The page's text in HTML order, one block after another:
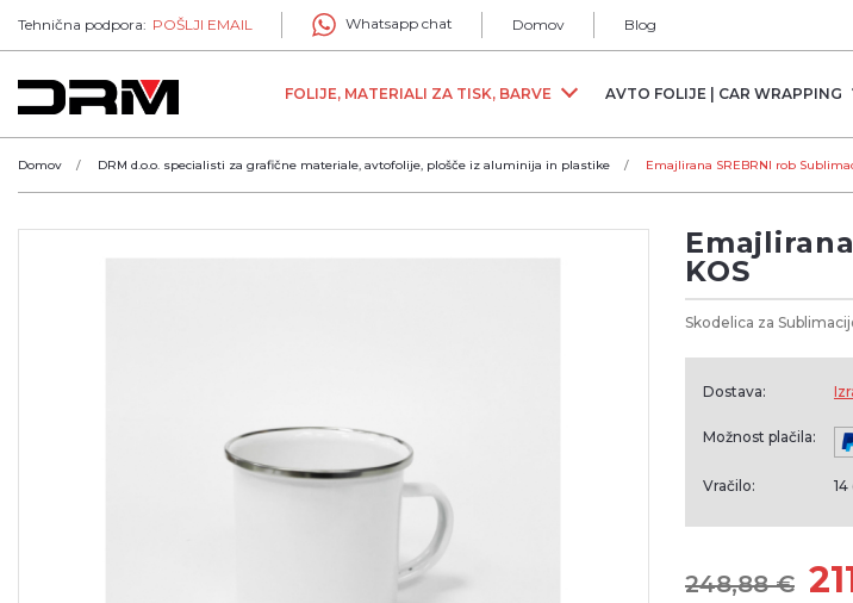
Tehnična podpora: POŠLJI EMAIL Whatsapp chat Domov Blog
FOLIJE, MATERIALI ZA TISK, BARVE AVTO FOLIJE | CAR WRAPPING
Domov DRM d.o.o. specialisti za grafične materiale, avtofolije, plošče iz aluminija in plastike Emajlirana SREBRNI rob
KOS
Skodelica za
Dostava:
Možnost plačila:
Vračilo:
248,88 €